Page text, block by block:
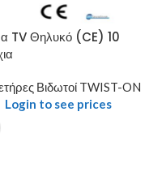
TV Θηλυκό (CE) 10
Βιδωτοί TWIST-ON
Login to see prices